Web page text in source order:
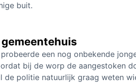
buit.
een nog onbekende
bij de worp de aangestoken
de politie natuurlijk graag weten